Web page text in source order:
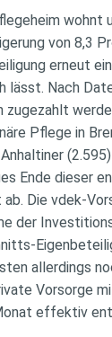
wohnt
von 8,3
erneut
lässt. Nach
zugezahlt
Pflege in
Ende dieser
ab. Die vdek-
der
allerdings
Vorsorge
effektiv